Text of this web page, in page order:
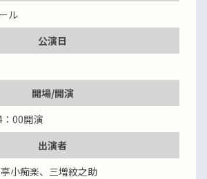
ル
公演日
開場/開演
00開演
出演者
小痴楽、三増紋之助